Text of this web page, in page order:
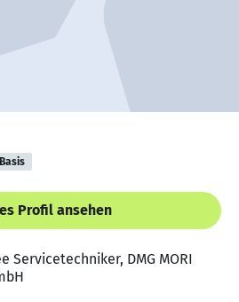
Basis
Profil ansehen
Servicetechniker, DMG MORI